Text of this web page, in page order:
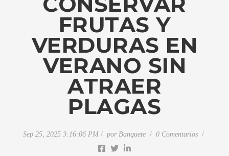
FRUTAS Y
VERDURAS EN
VERANO SIN
ATRAER
PLAGAS
Sep 25, 2025 3:16:06 PM por Banquete 0 Comentarios